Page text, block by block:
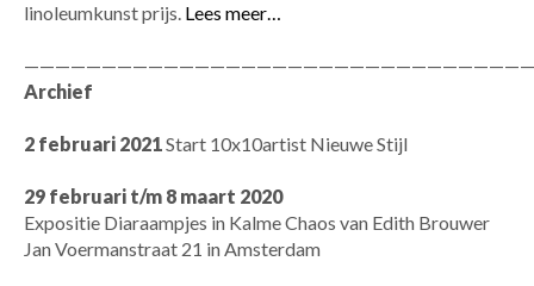
linoleumkunst prijs. Lees meer…
Archief
2 februari 2021Start 10x10artist Nieuwe Stijl
29 februari t/m 8 maart 2020
Expositie Diaraampjes in Kalme Chaos van Edith Brouwer
Jan Voermanstraat 21 in Amsterdam